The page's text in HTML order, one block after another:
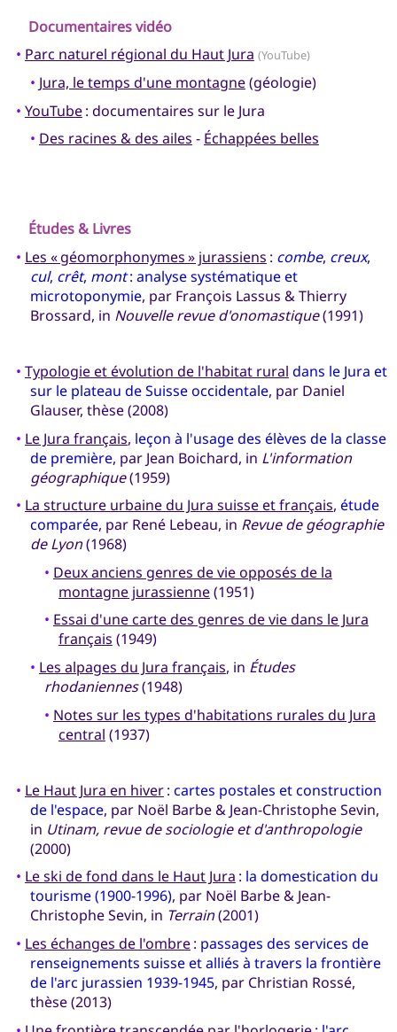
Documentaires vidéo
• Parc naturel régional du Haut Jura (YouTube)
• Jura, le temps d'une montagne(géologie)
• YouTube: documentaires sur le Jura
• Des racines & des ailes - Échappées belles
Études & Livres
• Les « géomorphonymes » jurassiens : combe, creux,
cul, crêt, mont: analyse systématique et
microtoponymie, par François Lassus & Thierry
Brossard, in Nouvelle revue d'onomastique(1991)
• Typologie et évolution de l'habitat rural dans le Jura et
sur le plateau de Suisse occidentale, par Daniel
Glauser, thèse (2008)
• Le Jura français, leçon à l'usage des élèves de la classe
de première, par Jean Boichard, in L'information
géographique(1959)
• La structure urbaine du Jura suisse et français, étude
comparée, par René Lebeau, in Revue de géographie
de Lyon(1968)
• Deux anciens genres de vie opposés de la
montagne jurassienne(1951)
• Essai d'une carte des genres de vie dans le Jura
français (1949)
• Les alpages du Jura français, in Études
rhodaniennes(1948)
• Notes sur les types d'habitations rurales du Jura
central (1937)
• Le Haut Jura en hiver: cartes postales et construction
de l'espace, par Noël Barbe & Jean-Christophe Sevin,
in Utinam, revue de sociologie et d'anthropologie
(2000)
• Le ski de fond dans le Haut Jura : la domestication du
tourisme (1900-1996), par Noël Barbe & Jean-
Christophe Sevin, in Terrain(2001)
• Les échanges de l'ombre: passages des services de
renseignements suisse et alliés à travers la frontière
de l'arc jurassien 1939-1945, par Christian Rossé,
thèse (2013)